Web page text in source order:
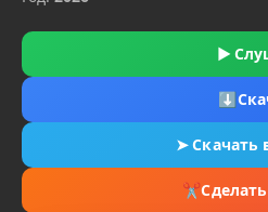
▶
⬇
➤Скачать
✂